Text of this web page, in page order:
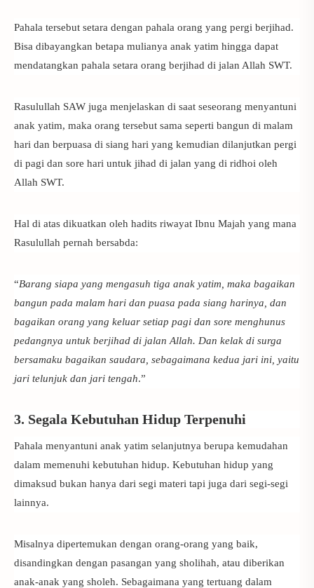
Pahala tersebut setara dengan pahala orang yang pergi berjihad.
Bisa dibayangkan betapa mulianya anak yatim hingga dapat
mendatangkan pahala setara orang berjihad di jalan Allah SWT.
Rasulullah SAW juga menjelaskan di saat seseorang menyantuni
anak yatim, maka orang tersebut sama seperti bangun di malam
hari dan berpuasa di siang hari yang kemudian dilanjutkan pergi
di pagi dan sore hari untuk jihad di jalan yang di ridhoi oleh
Allah SWT.
Hal di atas dikuatkan oleh hadits riwayat Ibnu Majah yang mana
Rasulullah pernah bersabda:
“Barang siapa yang mengasuh tiga anak yatim, maka bagaikan
bangun pada malam hari dan puasa pada siang harinya, dan
bagaikan orang yang keluar setiap pagi dan sore menghunus
pedangnya untuk berjihad di jalan Allah. Dan kelak di surga
bersamaku bagaikan saudara, sebagaimana kedua jari ini, yaitu
jari telunjuk dan jari tengah.”
3. Segala Kebutuhan Hidup Terpenuhi
Pahala menyantuni anak yatim selanjutnya berupa kemudahan
dalam memenuhi kebutuhan hidup. Kebutuhan hidup yang
dimaksud bukan hanya dari segi materi tapi juga dari segi-segi
lainnya.
Misalnya dipertemukan dengan orang-orang yang baik,
disandingkan dengan pasangan yang sholihah, atau diberikan
anak-anak yang sholeh. Sebagaimana yang tertuang dalam